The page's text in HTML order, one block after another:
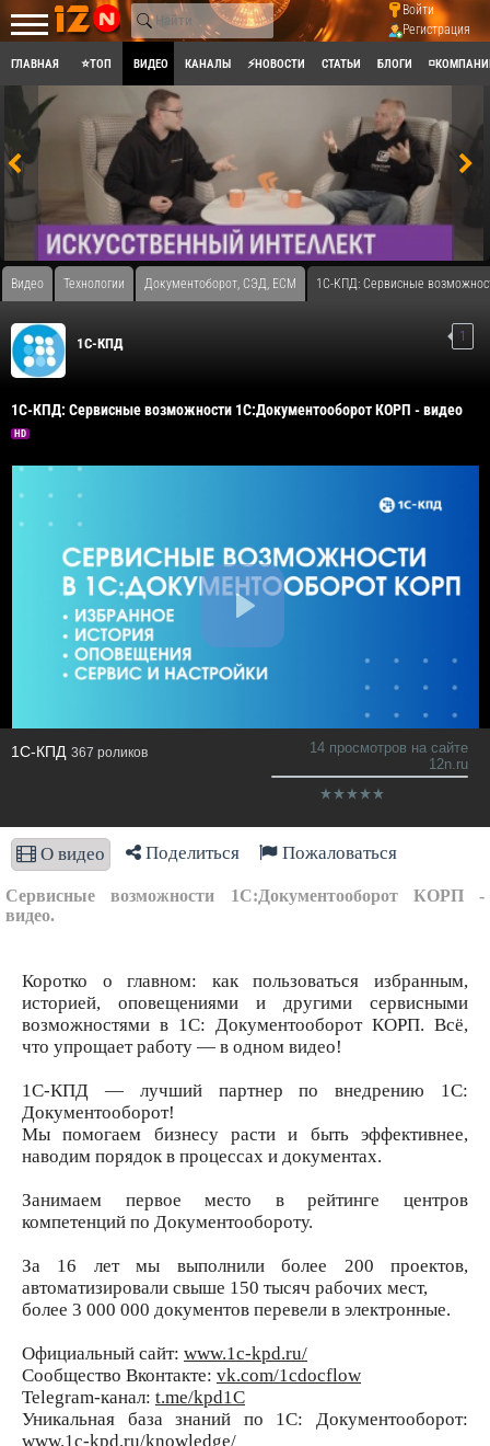
Войти
Регистрация
ГЛАВНАЯ ⭐ТОП ВИДЕО КАНАЛЫ ⚡НОВОСТИ СТАТЬИ БЛОГИ
Видео Технологии Документоборот, СЭД, ECM 1С-КПД: Сервисные
1С-КПД 1
1С-КПД: Сервисные возможности 1С:Документооборот КОРП - видео
HD
1С-КПД 367 роликов
14 просмотров на сайте
12n.ru
О видео Поделиться Пожаловаться
Сервисные возможности 1С:Документооборот КОРП -
видео.
Коротко о главном: как пользоваться избранным,
историей, оповещениями и другими сервисными
возможностями в 1С: Документооборот КОРП. Всё,
что упрощает работу — в одном видео!
1С-КПД — лучший партнер по внедрению 1С:
Документооборот!
Мы помогаем бизнесу расти и быть эффективнее,
наводим порядок в процессах и документах.
Занимаем первое место в рейтинге центров
компетенций по Документообороту.
За 16 лет мы выполнили более 200 проектов,
автоматизировали свыше 150 тысяч рабочих мест,
более 3 000 000 документов перевели в электронные.
Официальный сайт: www.1c-kpd.ru/
Сообщество Вконтакте: vk.com/1cdocflow
Telegram-канал: t.me/kpd1C
Уникальная база знаний по 1С: Документооборот:
www.1c-kpd.ru/knowledge/